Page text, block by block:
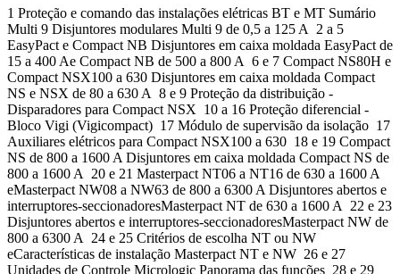
1 Proteção e comando das instalações elétricas BT e MT Sumário
Multi 9 Disjuntores modulares Multi 9 de 0,5 a 125 A 2 a 5
EasyPact e Compact NB Disjuntores em caixa moldada EasyPact de
15 a 400 Ae Compact NB de 500 a 800 A 6 e 7 Compact NS80H e
Compact NSX100 a 630 Disjuntores em caixa moldada Compact
NS e NSX de 80 a 630 A 8 e 9 Proteção da distribuição -
Disparadores para Compact NSX 10 a 16 Proteção diferencial -
Bloco Vigi (Vigicompact) 17 Módulo de supervisão da isolação 17
Auxiliares elétricos para Compact NSX100 a 630 18 e 19 Compact
NS de 800 a 1600 A Disjuntores em caixa moldada Compact NS de
800 a 1600 A 20 e 21 Masterpact NT06 a NT16 de 630 a 1600 A
eMasterpact NW08 a NW63 de 800 a 6300 A Disjuntores abertos e
interruptores-seccionadoresMasterpact NT de 630 a 1600 A 22 e 23
Disjuntores abertos e interruptores-seccionadoresMasterpact NW de
800 a 6300 A 24 e 25 Critérios de escolha NT ou NW
eCaracterísticas de instalação Masterpact NT e NW 26 e 27
Unidades de Controle Micrologic Panorama das funções 28 e 29